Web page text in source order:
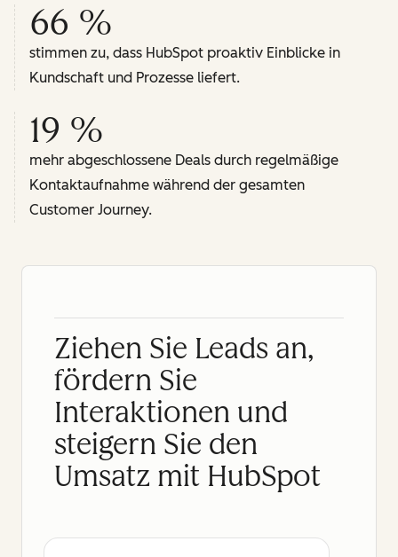
66 %
stimmen zu, dass HubSpot proaktiv Einblicke in
Kundschaft und Prozesse liefert.
19 %
mehr abgeschlossene Deals durch regelmäßige
Kontaktaufnahme während der gesamten
Customer Journey.
Ziehen Sie Leads an,
fördern Sie
Interaktionen und
steigern Sie den
Umsatz mit HubSpot